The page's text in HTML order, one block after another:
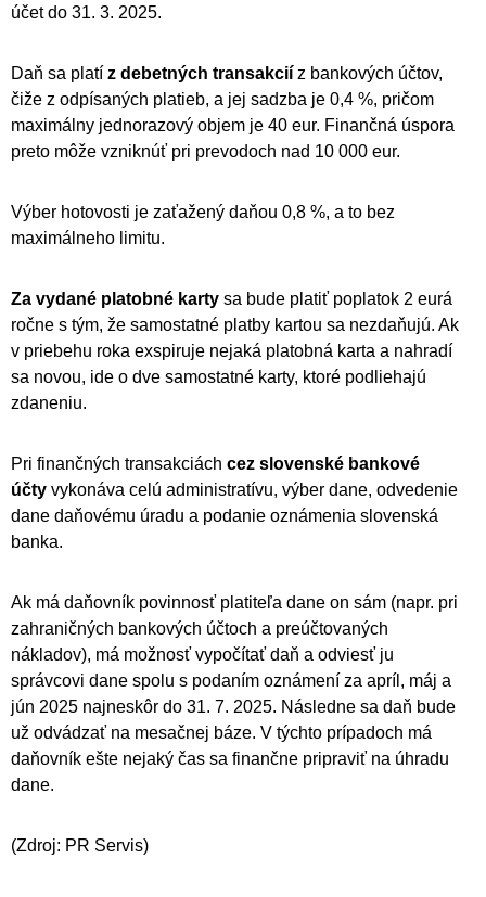
účet do 31. 3. 2025.
Daň sa platí z debetných transakcií z bankových účtov,
čiže z odpísaných platieb, a jej sadzba je 0,4 %, pričom
maximálny jednorazový objem je 40 eur. Finančná úspora
preto môže vzniknúť pri prevodoch nad 10 000 eur.
Výber hotovosti je zaťažený daňou 0,8 %, a to bez
maximálneho limitu.
Za vydané platobné karty sa bude platiť poplatok 2 eurá
ročne s tým, že samostatné platby kartou sa nezdaňujú. Ak
v priebehu roka exspiruje nejaká platobná karta a nahradí
sa novou, ide o dve samostatné karty, ktoré podliehajú
zdaneniu.
Pri finančných transakciách cez slovenské bankové
účty vykonáva celú administratívu, výber dane, odvedenie
dane daňovému úradu a podanie oznámenia slovenská
banka.
Ak má daňovník povinnosť platiteľa dane on sám (napr. pri
zahraničných bankových účtoch a preúčtovaných
nákladov), má možnosť vypočítať daň a odviesť ju
správcovi dane spolu s podaním oznámení za apríl, máj a
jún 2025 najneskôr do 31. 7. 2025. Následne sa daň bude
už odvádzať na mesačnej báze. V týchto prípadoch má
daňovník ešte nejaký čas sa finančne pripraviť na úhradu
dane.
(Zdroj: PR Servis)